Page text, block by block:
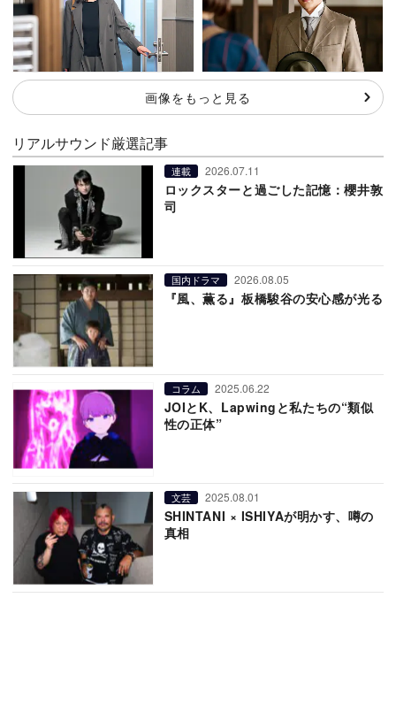
画像をもっと見る
リアルサウンド厳選記事
連載 2026.07.11
ロックスターと過ごした記憶：櫻井敦
司
国内ドラマ 2026.08.05
『風、薫る』板橋駿谷の安心感が光る
コラム 2025.06.22
JOIとK、Lapwingと私たちの“類似
性の正体”
文芸 2025.08.01
SHINTANI × ISHIYAが明かす、噂の
真相